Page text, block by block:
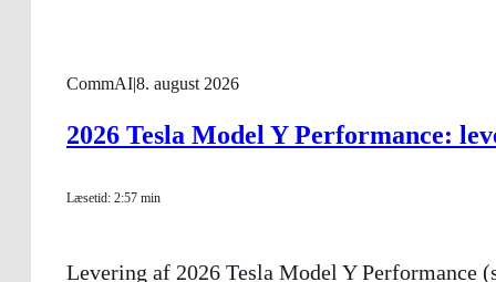
CommAI|8. august 2026
2026 Tesla Model Y Performance:
Læsetid: 2:57 min
Levering af 2026 Tesla Model Y